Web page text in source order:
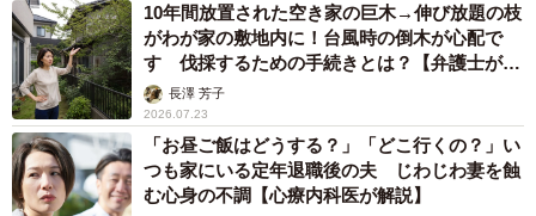
10年間放置された空き家の巨木→伸び放題の枝
がわが家の敷地内に！台風時の倒木が心配で
す 伐採するための手続きとは？【弁護士が解
説】長澤 芳子
2026.07.23
「お昼ご飯はどうする？」「どこ行くの？」い
つも家にいる定年退職後の夫 じわじわ妻を蝕
む心身の不調【心療内科医が解説】